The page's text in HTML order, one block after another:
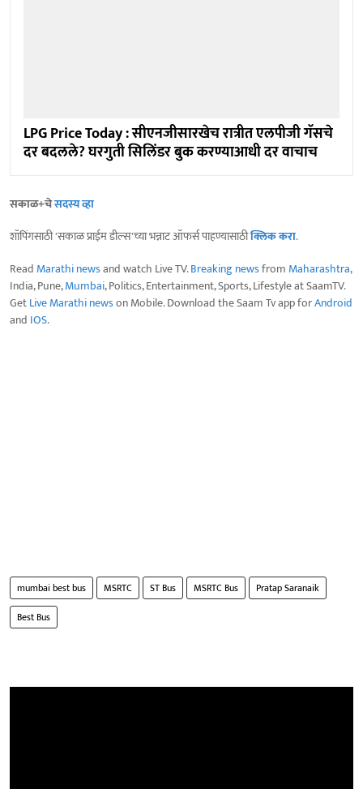
LPG Price Today : सीएनजीसारखेच रात्रीत एलपीजी गॅसचे
दर बदलले? घरगुती सिलिंडर बुक करण्याआधी दर वाचाच
सकाळ+चेसदस्य व्हा
शॉपिंगसाठी 'सकाळ प्राईम डील्स'च्या भन्नाट ऑफर्स पाहण्यासाठीक्लिक करा.
Read Marathi newsand watch Live TV.Breaking newsfrom Maharashtra,
India, Pune,Mumbai, Politics, Entertainment, Sports, Lifestyle at SaamTV.
GetLive Marathi newson Mobile. Download the Saam Tv app forAndroid
and IOS.
mumbai best bus MSRTC ST Bus MSRTC Bus
Pratap Saranaik
Best Bus